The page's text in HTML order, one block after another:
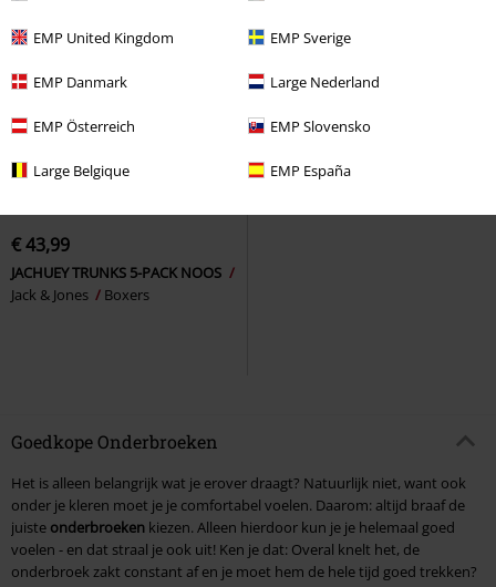
EMP United Kingdom EMP Sverige
EMP Danmark Large Nederland
EMP Österreich EMP Slovensko
Large Belgique EMP España
€ 43,99
JACHUEY TRUNKS 5-PACK NOOS
Jack & Jones
Boxers
Goedkope Onderbroeken
Het is alleen belangrijk wat je erover draagt? Natuurlijk niet, want ook
onder je kleren moet je je comfortabel voelen. Daarom: altijd braaf de
juiste onderbroeken kiezen. Alleen hierdoor kun je je helemaal goed
voelen - en dat straal je ook uit! Ken je dat: Overal knelt het, de
onderbroek zakt constant af en je moet hem de hele tijd goed trekken?